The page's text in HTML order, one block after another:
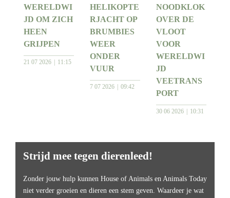
WERELDWI
JD OM ZICH
HEEN
GRIJPEN
21 07 2026 11:15
HELIKOPTE
RJACHT OP
BRUMBIES
WEER
ONDER
VUUR
7 07 2026 09:42
NOODKLOK
OVER DE
VLOOT
VOOR
WERELDWI
JD
VEETRANS
PORT
30 06 2026 10:31
Strijd mee tegen dierenleed!
Zonder jouw hulp kunnen House of Animals en Animals Today
niet verder groeien en dieren een stem geven. Waardeer je wat